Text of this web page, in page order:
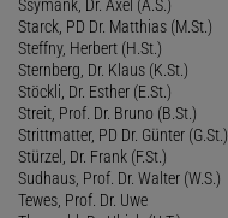
Ssymank, Dr. Axel (A.S.)
Starck, PD Dr. Matthias (M.St.)
Steffny, Herbert (H.St.)
Sternberg, Dr. Klaus (K.St.)
Stöckli, Dr. Esther (E.St.)
Streit, Prof. Dr. Bruno (B.St.)
Strittmatter, PD Dr. Günter (G.St.)
Stürzel, Dr. Frank (F.St.)
Sudhaus, Prof. Dr. Walter (W.S.)
Tewes, Prof. Dr. Uwe